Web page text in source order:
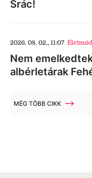
Srác!
2026. 08. 02., 11:07 Életmód
Nem
albérletárak
MÉG TÖBB CIKK